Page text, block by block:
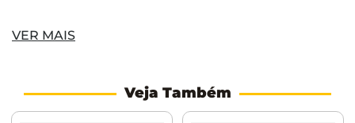
VER MAIS
Veja Também